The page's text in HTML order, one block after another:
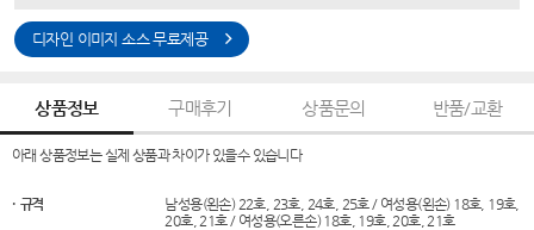
디자인 이미지 소스 무료제공
상품정보 구매후기 상품문의 반품/교환
아래 상품정보는 실제 상품과 차이가 있을수 있습니다
· 규격
남성용(왼손) 22호, 23호, 24호, 25호 / 여성용(왼손) 18호, 19호,
20호, 21호 / 여성용(오른손) 18호, 19호, 20호, 21호